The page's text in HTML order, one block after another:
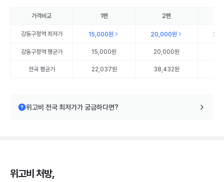
가격비교 1펜 2펜
강동구청역최저가 15,000원 20,000원
강동구청역평균가 15,000원 20,000원
전국 평균가 22,037원 38,432원
위고비 전국 최저가가 궁금하다면?
위고비 처방,